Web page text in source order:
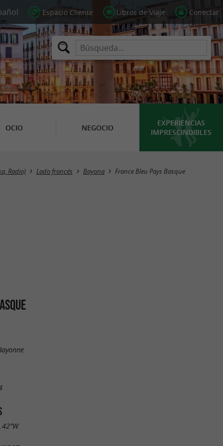
Espacio Cliente Libros de Viaje Conectar
OCIO NEGOCIO
EXPERIENCIAS
IMPRESCINDIBLES
Radio) Lado francés Bayona France Bleu Pays Basque